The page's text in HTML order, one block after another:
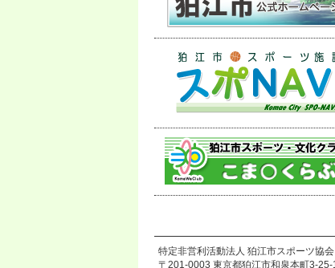
特定非営利活動法人 狛江市スポーツ協会
〒201-0003 東京都狛江市和泉本町3-25-